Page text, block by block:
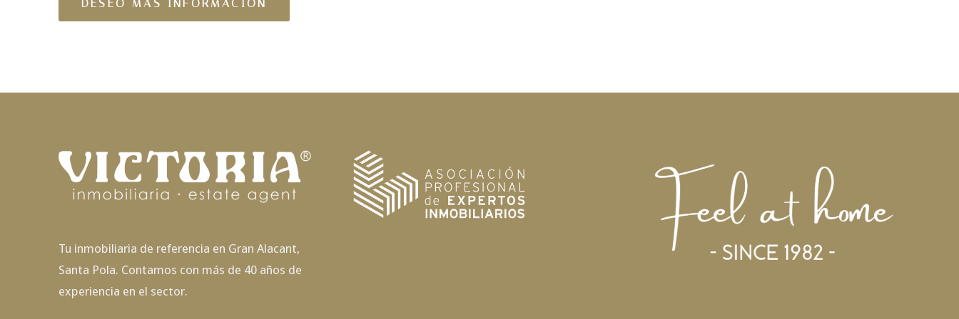
Tu inmobiliaria de referencia en Gran Alacant,
Santa Pola. Contamos con más de 40 años de
experiencia en el sector.